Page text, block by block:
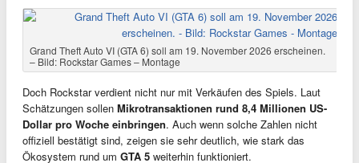
Grand Theft Auto VI (GTA 6) soll am 19. November 2026 erscheinen.
– Bild: Rockstar Games – Montage
Doch Rockstar verdient nicht nur mit Verkäufen des Spiels. Laut
Schätzungen sollen Mikrotransaktionen rund 8,4 Millionen US-
Dollar pro Woche einbringen. Auch wenn solche Zahlen nicht
offiziell bestätigt sind, zeigen sie sehr deutlich, wie stark das
Ökosystem rund um GTA 5 weiterhin funktioniert.